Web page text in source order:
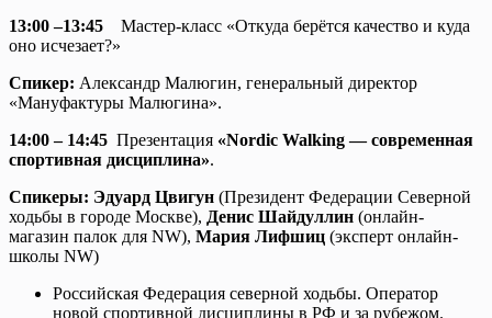
13:00 –13:45 Мастер-класс «Откуда берётся качество и куда
оно исчезает?»
Спикер: Александр Малюгин, генеральный директор
«Мануфактуры Малюгина».
14:00 – 14:45 Презентация «Nordic Walking — современная
спортивная дисциплина».
Спикеры: Эдуард Цвигун (Президент Федерации Северной
ходьбы в городе Москве), Денис Шайдуллин (онлайн-
магазин палок для NW), Мария Лифшиц (эксперт онлайн-
школы NW)
Российская Федерация северной ходьбы. Оператор
новой спортивной дисциплины в РФ и за рубежом.